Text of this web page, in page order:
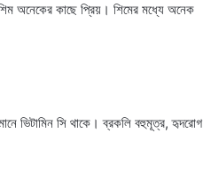
অনেকের কাছে প্রিয়। শিমের মধ্যে অনেক
ভিটামিন সি থাকে। ব্রকলি বহুমূত্র, হৃদরোগ